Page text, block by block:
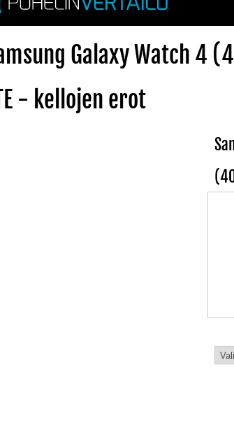
Galaxy Watch 4
- kellojen erot